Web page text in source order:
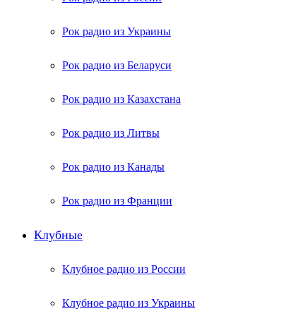
Рок радио из Украины
Рок радио из Беларуси
Рок радио из Казахстана
Рок радио из Литвы
Рок радио из Канады
Рок радио из Франции
Клубные
Клубное радио из России
Клубное радио из Украины